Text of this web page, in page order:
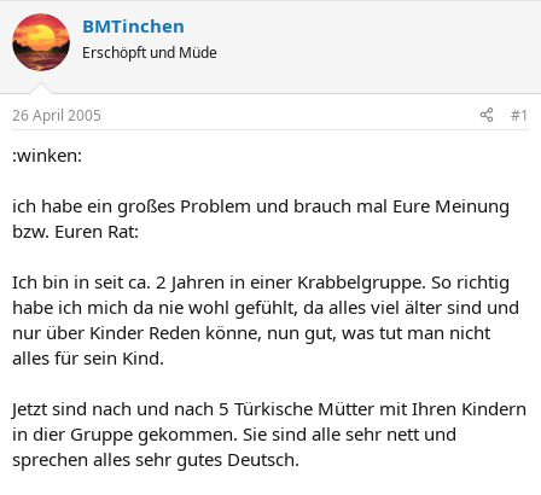
s
t
e
l
l
e
t
e
l
BMTinchen
Erschöpft und Müde
26 April 2005 #1
:winken:
ich habe ein großes Problem und brauch mal Eure Meinung
bzw. Euren Rat:
Ich bin in seit ca. 2 Jahren in einer Krabbelgruppe. So richtig
habe ich mich da nie wohl gefühlt, da alles viel älter sind und
nur über Kinder Reden könne, nun gut, was tut man nicht
alles für sein Kind.
Jetzt sind nach und nach 5 Türkische Mütter mit Ihren Kindern
in dier Gruppe gekommen. Sie sind alle sehr nett und
sprechen alles sehr gutes Deutsch.